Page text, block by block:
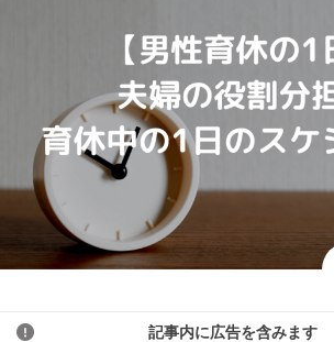
記事内に広告を含みます